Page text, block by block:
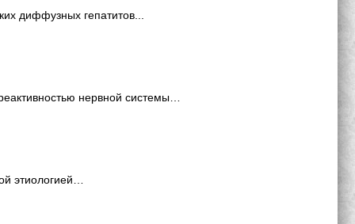
диффузных гепатитов...
нервной системы…
этиологией…